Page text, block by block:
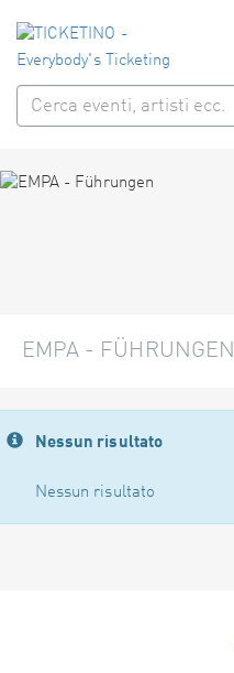
EMPA - FÜHRUNGEN
Nessun risultato
Nessun risultato